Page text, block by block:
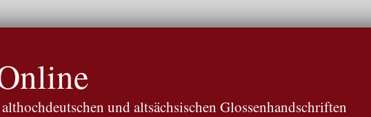
und altsächsischen Glossenhandschriften